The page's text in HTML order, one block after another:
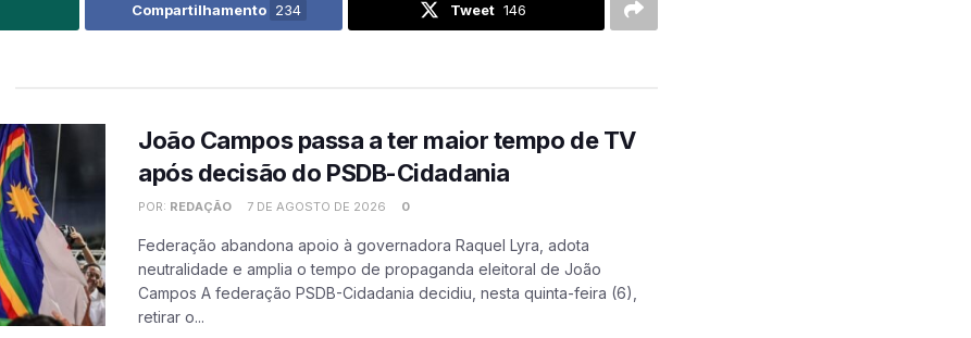
Compartilhamento 234 Tweet 146
João Campos passa a ter maior tempo de TV
após decisão do PSDB-Cidadania
POR: REDAÇÃO 7 DE AGOSTO DE 2026 0
Federação abandona apoio à governadora Raquel Lyra, adota
neutralidade e amplia o tempo de propaganda eleitoral de João
Campos A federação PSDB-Cidadania decidiu, nesta quinta-feira (6),
retirar o...